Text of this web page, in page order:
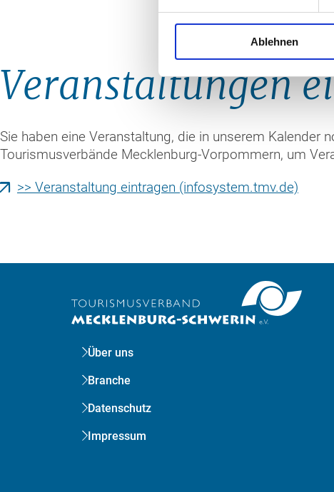
Ablehnen
Veranstaltungen
Sie haben eine Veranstaltung, die in unserem
Tourismusverbände Mecklenburg-Vorpommern, um
>> Veranstaltung eintragen (infosystem.tmv.de)
Über uns
Branche
Datenschutz
Impressum